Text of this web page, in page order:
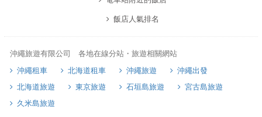
飯店人氣排名
沖繩旅遊有限公司 各地在線分站・旅遊相關網站
沖繩租車
北海道租車 沖繩旅遊
沖繩出發
北海道旅遊
東京旅遊 石垣島旅遊
宮古島旅遊
久米島旅遊